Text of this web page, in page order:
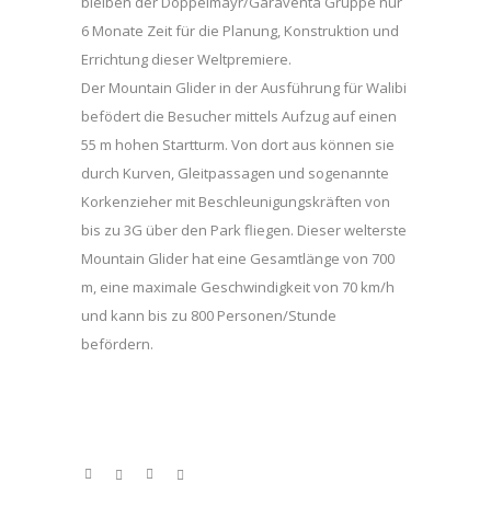
6 Monate Zeit für die Planung, Konstruktion und
Errichtung dieser Weltpremiere.
Der Mountain Glider in der Ausführung für Walibi
befödert die Besucher mittels Aufzug auf einen
55 m hohen Startturm. Von dort aus können sie
durch Kurven, Gleitpassagen und sogenannte
Korkenzieher mit Beschleunigungskräften von
bis zu 3G über den Park fliegen. Dieser welterste
Mountain Glider hat eine Gesamtlänge von 700
m, eine maximale Geschwindigkeit von 70 km/h
und kann bis zu 800 Personen/Stunde
befördern.